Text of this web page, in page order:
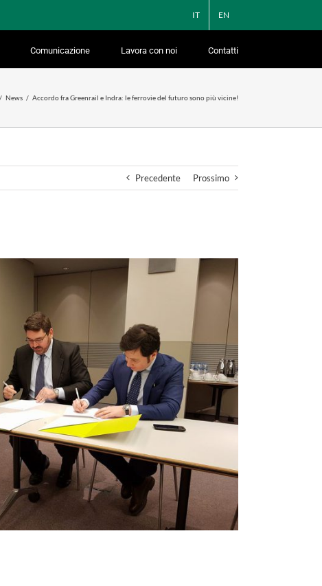
IT EN
Comunicazione Lavora con noi Contatti
News Accordo fra Greenrail e Indra: le ferrovie del futuro sono più vicine!
Precedente Prossimo